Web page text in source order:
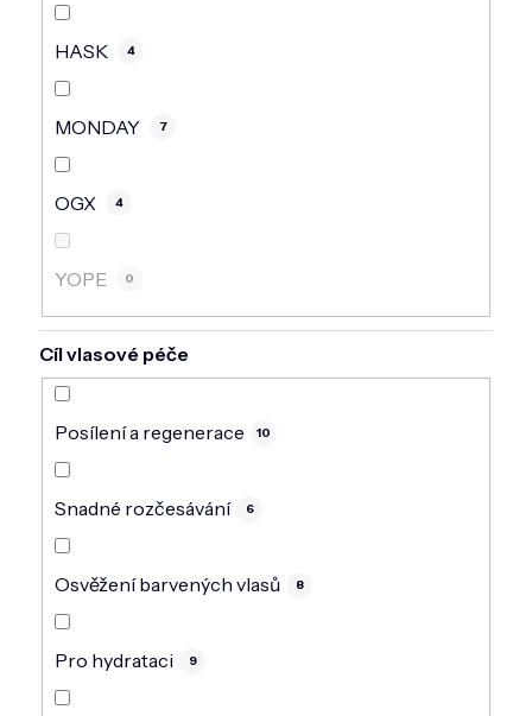
HASK 4
MONDAY 7
OGX 4
YOPE 0
Cíl vlasové péče
Posílení a regenerace 10
Snadné rozčesávání 6
Osvěžení barvených vlasů 8
Pro hydrataci 9